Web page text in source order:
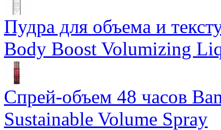
Пудра для объема и
Body Boost Volumizing
Спрей-объем 48 часов
Sustainable Volume Spray